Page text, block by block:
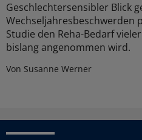
Geschlechtersensibler Blick
Wechseljahresbeschwerden
Studie den Reha-Bedarf
bislang angenommen wird.
Von Susanne Werner